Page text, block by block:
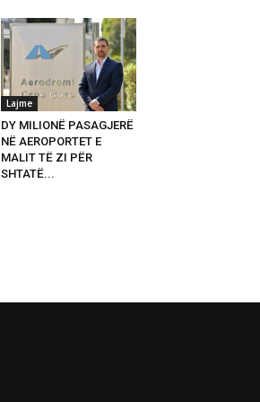
Lajme
DY MILIONË PASAGJERË
NË AEROPORTET E
MALIT TË ZI PËR
SHTATË...